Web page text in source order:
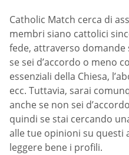
Catholic Match cerca di
membri siano cattolici
fede, attraverso
se sei d’accordo o meno
essenziali della Chiesa,
ecc. Tuttavia, sarai
anche se non sei
quindi se stai cercando
alle tue opinioni su questi
leggere bene i profili.